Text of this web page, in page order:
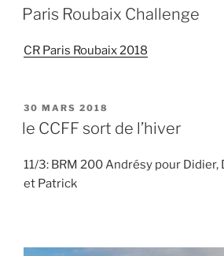
LE
Paris Roubaix Challenge
CR Paris Roubaix 2018
PUBLIÉ
LE
30 MARS 2018
le CCFF sort de l’hiver
11/3: BRM 200 Andrésy pour
et Patrick